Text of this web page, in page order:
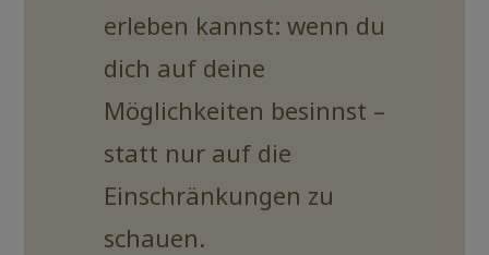
erleben kannst: wenn du
dich auf deine
Möglichkeiten besinnst –
statt nur auf die
Einschränkungen zu
schauen.